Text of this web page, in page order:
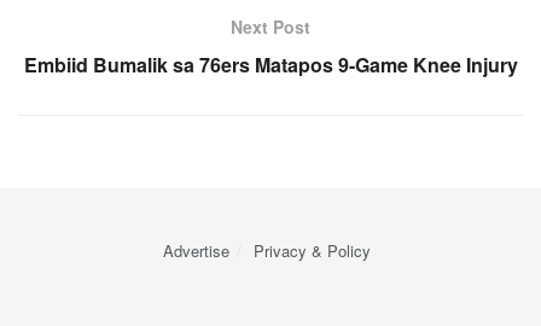
Next Post
Embiid Bumalik sa 76ers Matapos 9-Game Knee Injury
Advertise Privacy & Policy